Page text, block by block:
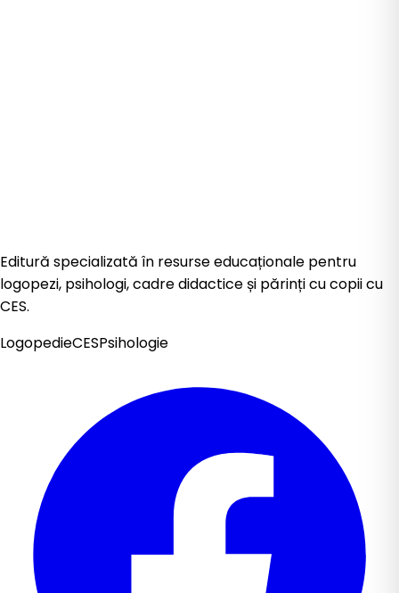
Editură specializată în resurse educaționale pentru
logopezi, psihologi, cadre didactice și părinți cu copii cu
CES.
LogopedieCESPsihologie